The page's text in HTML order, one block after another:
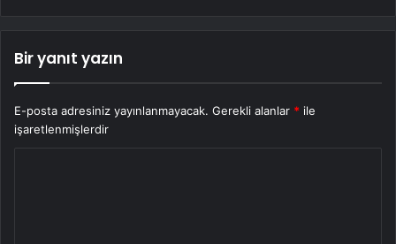
Bir yanıt yazın
E-posta adresiniz yayınlanmayacak. Gerekli alanlar * ile
işaretlenmişlerdir